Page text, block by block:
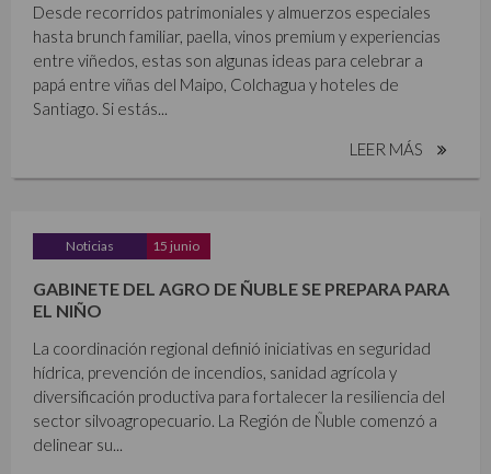
Desde recorridos patrimoniales y almuerzos especiales
hasta brunch familiar, paella, vinos premium y experiencias
entre viñedos, estas son algunas ideas para celebrar a
papá entre viñas del Maipo, Colchagua y hoteles de
Santiago. Si estás...
LEER MÁS
Noticias 15 junio
GABINETE DEL AGRO DE ÑUBLE SE PREPARA PARA
EL NIÑO
La coordinación regional definió iniciativas en seguridad
hídrica, prevención de incendios, sanidad agrícola y
diversificación productiva para fortalecer la resiliencia del
sector silvoagropecuario. La Región de Ñuble comenzó a
delinear su...